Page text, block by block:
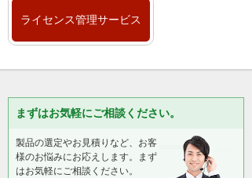
ライセンス管理サービス
まずはお気軽にご相談ください。
製品の選定やお見積りなど、お客
様のお悩みにお応えします。まず
はお気軽にご相談ください。